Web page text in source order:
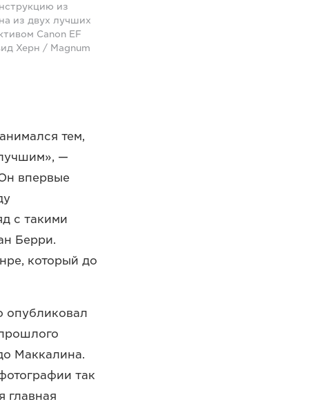
из
из двух лучших
Canon EF
Херн / Magnum
тем,
—
впервые
с такими
Берри.
который до
опубликовал
Маккалина.
так
главная